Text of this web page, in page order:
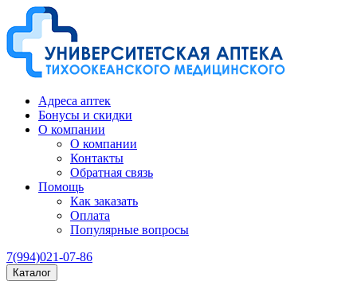
Адреса аптек
Бонусы и скидки
О компании
О компании
Контакты
Обратная связь
Помощь
Как заказать
Оплата
Популярные вопросы
7(994)021-07-86
Каталог